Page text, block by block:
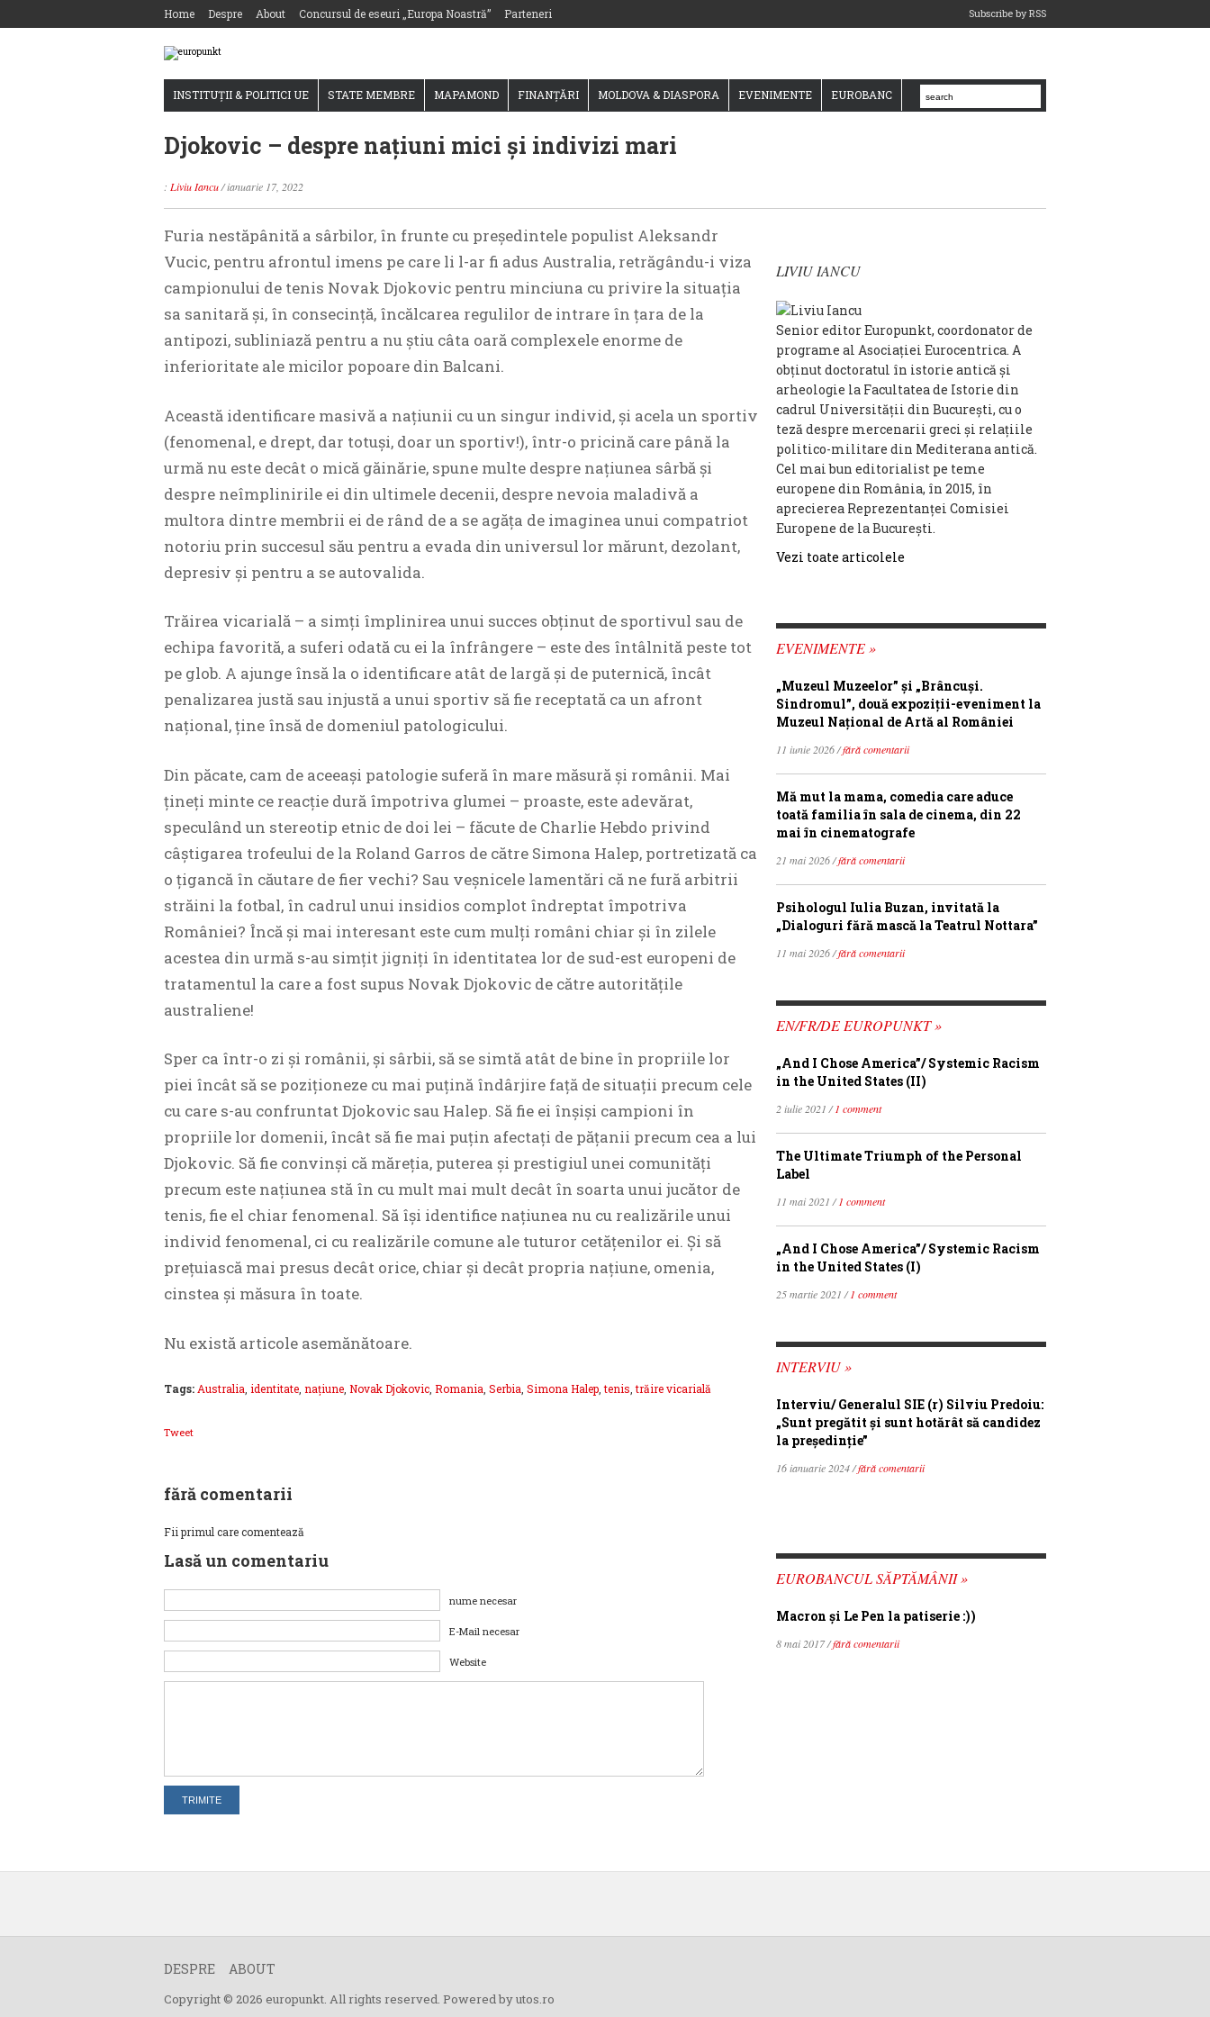
Subscribe by RSS
Home Despre About Concursul de eseuri „Europa Noastră” Parteneri
INSTITUȚII & POLITICI UE STATE MEMBRE MAPAMOND FINANȚĂRI MOLDOVA & DIASPORA EVENIMENTE EUROBANC
Djokovic – despre națiuni mici și indivizi mari
: Liviu Iancu/ianuarie 17, 2022
Furia nestăpânită a sârbilor, în frunte cu președintele populist Aleksandr
Vucic, pentru afrontul imens pe care li l-ar fi adus Australia, retrăgându-i viza
campionului de tenis Novak Djokovic pentru minciuna cu privire la situația
sa sanitară și, în consecință, încălcarea regulilor de intrare în țara de la
antipozi, subliniază pentru a nu știu câta oară complexele enorme de
inferioritate ale micilor popoare din Balcani.
Această identificare masivă a națiunii cu un singur individ, și acela un sportiv
(fenomenal, e drept, dar totuși, doar un sportiv!), într-o pricină care până la
urmă nu este decât o mică găinărie, spune multe despre națiunea sârbă și
despre neîmplinirile ei din ultimele decenii, despre nevoia maladivă a
multora dintre membrii ei de rând de a se agăța de imaginea unui compatriot
notoriu prin succesul său pentru a evada din universul lor mărunt, dezolant,
depresiv și pentru a se autovalida.
Trăirea vicarială – a simți împlinirea unui succes obținut de sportivul sau de
echipa favorită, a suferi odată cu ei la înfrângere – este des întâlnită peste tot
pe glob. A ajunge însă la o identificare atât de largă și de puternică, încât
penalizarea justă sau injustă a unui sportiv să fie receptată ca un afront
național, ține însă de domeniul patologicului.
Din păcate, cam de aceeași patologie suferă în mare măsură și românii. Mai
țineți minte ce reacție dură împotriva glumei – proaste, este adevărat,
speculând un stereotip etnic de doi lei – făcute de Charlie Hebdo privind
câștigarea trofeului de la Roland Garros de către Simona Halep, portretizată ca
o țigancă în căutare de fier vechi? Sau veșnicele lamentări că ne fură arbitrii
străini la fotbal, în cadrul unui insidios complot îndreptat împotriva
României? Încă și mai interesant este cum mulți români chiar și în zilele
acestea din urmă s-au simțit jigniți în identitatea lor de sud-est europeni de
tratamentul la care a fost supus Novak Djokovic de către autoritățile
australiene!
Sper ca într-o zi și românii, și sârbii, să se simtă atât de bine în propriile lor
piei încât să se poziționeze cu mai puțină îndârjire față de situații precum cele
cu care s-au confruntat Djokovic sau Halep. Să fie ei înșiși campioni în
propriile lor domenii, încât să fie mai puțin afectați de pățanii precum cea a lui
Djokovic. Să fie convinși că măreția, puterea și prestigiul unei comunități
precum este națiunea stă în cu mult mai mult decât în soarta unui jucător de
tenis, fie el chiar fenomenal. Să își identifice națiunea nu cu realizările unui
individ fenomenal, ci cu realizările comune ale tuturor cetățenilor ei. Și să
prețuiască mai presus decât orice, chiar și decât propria națiune, omenia,
cinstea și măsura în toate.
Nu există articole asemănătoare.
Tags: Australia identitate naţiune Novak Djokovic Romania Serbia Simona Halep ,tenis ,trăire vicarială
Tweet
fără comentarii
Fii primul care comentează
Lasă un comentariu
nume necesar
E-Mail necesar
Website
LIVIU IANCU
Senior editor Europunkt, coordonator de
programe al Asociaţiei Eurocentrica. A
obţinut doctoratul în istorie antică şi
arheologie la Facultatea de Istorie din
cadrul Universităţii din Bucureşti, cu o
teză despre mercenarii greci și relaţiile
politico-militare din Mediterana antică.
Cel mai bun editorialist pe teme
europene din România, în 2015, în
aprecierea Reprezentanței Comisiei
Europene de la București.
Vezi toate articolele
EVENIMENTE »
„Muzeul Muzeelor” și „Brâncuși.
Sindromul”, două expoziții-eveniment la
Muzeul Național de Artă al României
11 iunie 2026 /fără comentarii
Mă mut la mama, comedia care aduce
toată familia în sala de cinema, din 22
mai în cinematografe
21 mai 2026 /fără comentarii
Psihologul Iulia Buzan, invitată la
„Dialoguri fără mască la Teatrul Nottara”
11 mai 2026 /fără comentarii
EN/FR/DE EUROPUNKT »
„And I Chose America”/ Systemic Racism
in the United States (II)
2 iulie 2021 /1 comment
The Ultimate Triumph of the Personal
Label
11 mai 2021 /1 comment
„And I Chose America”/ Systemic Racism
in the United States (I)
25 martie 2021 /1 comment
INTERVIU »
Interviu/ Generalul SIE (r) Silviu Predoiu:
„Sunt pregătit și sunt hotărât să candidez
la președinție”
16 ianuarie 2024 /fără comentarii
EUROBANCUL SĂPTĂMÂNII »
Macron şi Le Pen la patiserie :))
8 mai 2017 /fără comentarii
DESPRE ABOUT
Copyright © 2026 europunkt. All rights reserved. Powered byutos.ro